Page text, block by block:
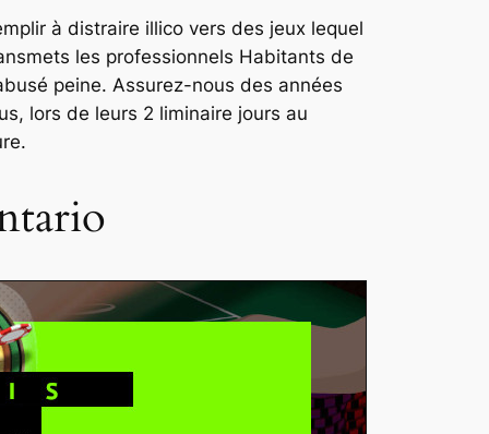
à distraire illico vers des jeux lequel
les professionnels Habitants de
peine. Assurez-nous des années
lors de leurs 2 liminaire jours au